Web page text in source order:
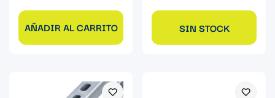
AÑADIR AL CARRITO SIN STOCK